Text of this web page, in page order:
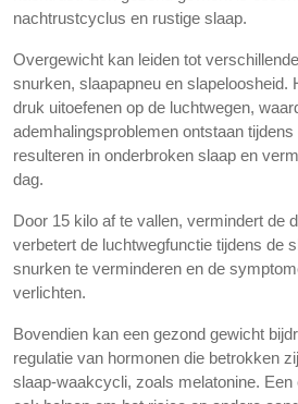
nachtrustcyclus en rustige slaap.
Overgewicht kan leiden tot
snurken, slaapapneu en slapeloosheid.
druk uitoefenen op de luchtwegen,
ademhalingsproblemen ontstaan
resulteren in onderbroken slaap en
dag.
Door 15 kilo af te vallen, vermindert de
verbetert de luchtwegfunctie tijdens de
snurken te verminderen en de
verlichten.
Bovendien kan een gezond gewicht
regulatie van hormonen die betrokken
slaap-waakcycli, zoals melatonine.